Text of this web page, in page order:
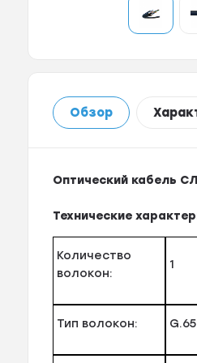
Обзор
Оптический кабель
Технические
Количество
волокон:
1
Тип волокон: